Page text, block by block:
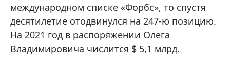
международном списке «Форбс», то спустя
десятилетие отодвинулся на 247-ю позицию.
На 2021 год в распоряжении Олега
Владимировича числится $ 5,1 млрд.